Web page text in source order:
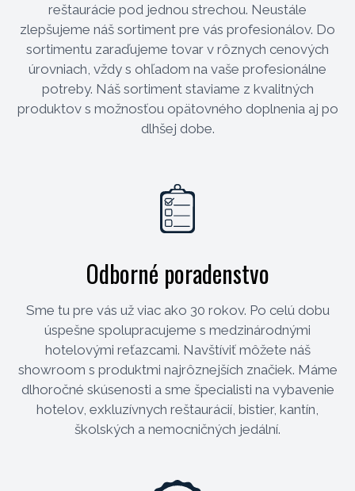
reštaurácie pod jednou strechou. Neustále
zlepšujeme náš sortiment pre vás profesionálov. Do
sortimentu zaraďujeme tovar v rôznych cenových
úrovniach, vždy s ohľadom na vaše profesionálne
potreby. Náš sortiment staviame z kvalitných
produktov s možnosťou opätovného doplnenia aj po
dlhšej dobe.
Odborné poradenstvo
Sme tu pre vás už viac ako 30 rokov. Po celú dobu
úspešne spolupracujeme s medzinárodnými
hotelovými reťazcami. Navštíviť môžete náš
showroom s produktmi najrôznejších značiek. Máme
dlhoročné skúsenosti a sme špecialisti na vybavenie
hotelov, exkluzívnych reštaurácií, bistier, kantín,
školských a nemocničných jedální.